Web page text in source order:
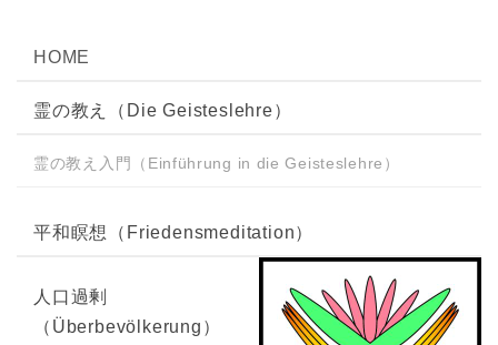
「 FL-J Newsletter_第29号
ダウンロードのコンタクト記録ページにて、「
2024年10月１日からの郵便料金改定に伴い、現在
一律550円の送料を
2024年10月１日注文分から一
律700円に変更させていただきます。
HOME
霊の教え（Die Geisteslehre）
霊の教え入門（Einführung in die Geisteslehre）
平和瞑想（Friedensmeditation）
人口過剰
（Überbevölkerung）